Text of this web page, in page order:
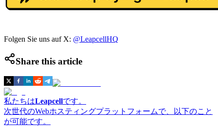
Folgen Sie uns auf X: @LeapcellHQ
Share this article
私たちはLeapcellです。
次世代のWebホスティングプラットフォームで、以下のこと
が可能です。